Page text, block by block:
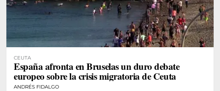
CEUTA
España afronta en Bruselas un duro debate
europeo sobre la crisis migratoria de Ceuta
ANDRÉS FIDALGO